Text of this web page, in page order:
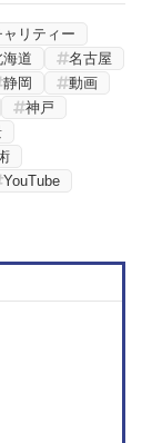
ャリティー
海道
名古屋
静岡
動画
神戸
YouTube